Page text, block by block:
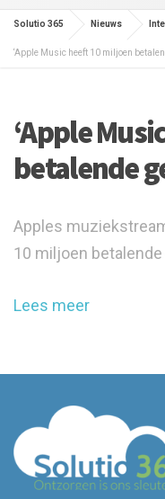
Solutio 365 Nieuws
‘Apple Music heeft 10 miljoen
‘Apple
betalende
Apples
10 miljoen
Lees meer